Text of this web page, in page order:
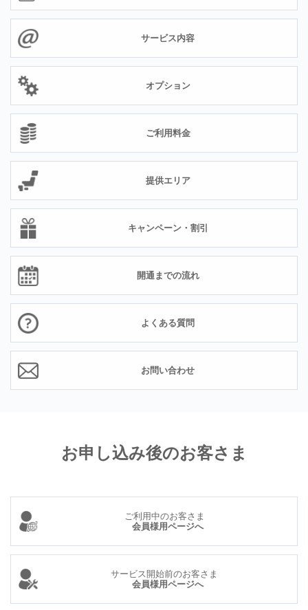
サービス内容
オプション
ご利用料金
提供エリア
キャンペーン・割引
開通までの流れ
よくある質問
お問い合わせ
お申し込み後のお客さま
ご利用中のお客さま
会員様用ページへ
サービス開始前のお客さま
会員様用ページへ